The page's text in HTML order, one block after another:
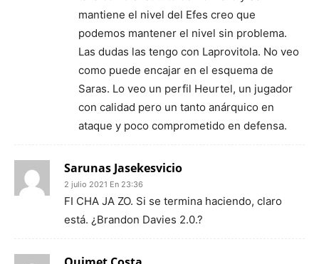
mantiene el nivel del Efes creo que
podemos mantener el nivel sin problema.
Las dudas las tengo con Laprovitola. No veo
como puede encajar en el esquema de
Saras. Lo veo un perfil Heurtel, un jugador
con calidad pero un tanto anárquico en
ataque y poco comprometido en defensa.
Sarunas Jasekesvicio
2 julio 2021 En 23:36
FI CHA JA ZO. Si se termina haciendo, claro
está. ¿Brandon Davies 2.0.?